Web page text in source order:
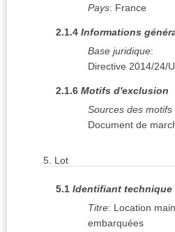
Pays: France
2.1.4 Informations
Base juridique:
Directive 2014/24/
2.1.6 Motifs d'exclusion
Sources des motifs
Document de
5. Lot
5.1 Identifiant technique
Titre: Location
embarquées